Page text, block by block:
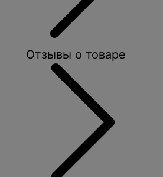
Отзывы о товаре